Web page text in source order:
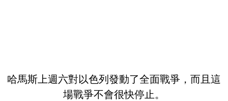
哈馬斯上週六對以色列發動了全面戰爭，而且這
場戰爭不會很快停止。